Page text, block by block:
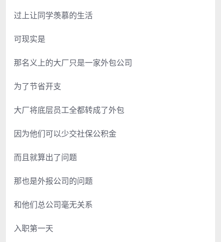
过上让同学羡慕的生活
可现实是
那名义上的大厂只是一家外包公司
为了节省开支
大厂将底层员工全都转成了外包
因为他们可以少交社保公积金
而且就算出了问题
那也是外报公司的问题
和他们总公司毫无关系
入职第一天